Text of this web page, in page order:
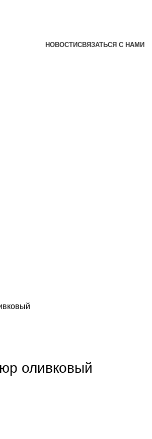
НОВОСТИСВЯЗАТЬСЯ С НАМИ
оливковый